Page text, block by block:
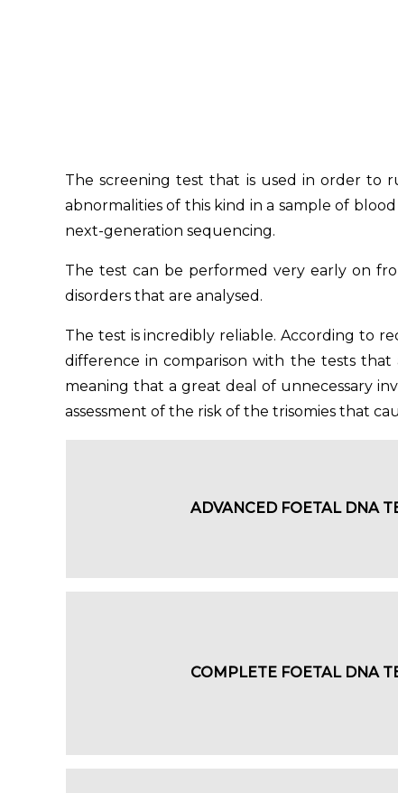
The screening test that is used in order to
abnormalities of this kind in a sample of
next-generation sequencing.
The test can be performed very early on
disorders that are analysed.
The test is incredibly reliable. According to
difference in comparison with the tests
meaning that a great deal of unnecessary
assessment of the risk of the trisomies that
ADVANCED FOETAL DNA
COMPLETE FOETAL DNA